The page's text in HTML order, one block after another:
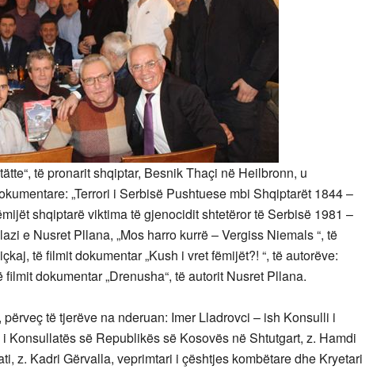
të pronarit shqiptar, Besnik Thaçi në Heilbronn, u
„Terrori i Serbisë Pushtuese mbi Shqiptarët 1844 –
shqiptarë viktima të gjenocidit shtetëror të Serbisë 1981 –
e Nusret Pllana, „Mos harro kurrë – Vergiss Niemals “, të
tëfilmit dokumentar „Kush i vret fëmijët?! “, të autorëve:
dokumentar „Drenusha“, të autorit Nusret Pllana.
të tjerëve na nderuan: Imer Lladrovci – ish Konsulli i
Konsullatës së Republikës së Kosovës në Shtutgart, z. Hamdi
z. Kadri Gërvalla, veprimtari i çështjes kombëtare dhe Kryetari